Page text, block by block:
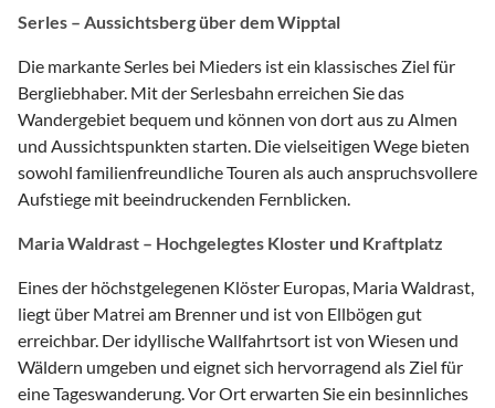
Serles – Aussichtsberg über dem Wipptal
Die markante Serles bei Mieders ist ein klassisches Ziel für
Bergliebhaber. Mit der Serlesbahn erreichen Sie das
Wandergebiet bequem und können von dort aus zu Almen
und Aussichtspunkten starten. Die vielseitigen Wege bieten
sowohl familienfreundliche Touren als auch anspruchsvollere
Aufstiege mit beeindruckenden Fernblicken.
Maria Waldrast – Hochgelegtes Kloster und Kraftplatz
Eines der höchstgelegenen Klöster Europas, Maria Waldrast,
liegt über Matrei am Brenner und ist von Ellbögen gut
erreichbar. Der idyllische Wallfahrtsort ist von Wiesen und
Wäldern umgeben und eignet sich hervorragend als Ziel für
eine Tageswanderung. Vor Ort erwarten Sie ein besinnliches